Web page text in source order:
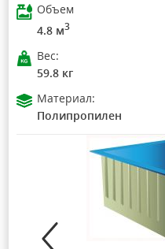
Объем
4.8 м3
Вес:
59.8 кг
Материал:
Полипропилен